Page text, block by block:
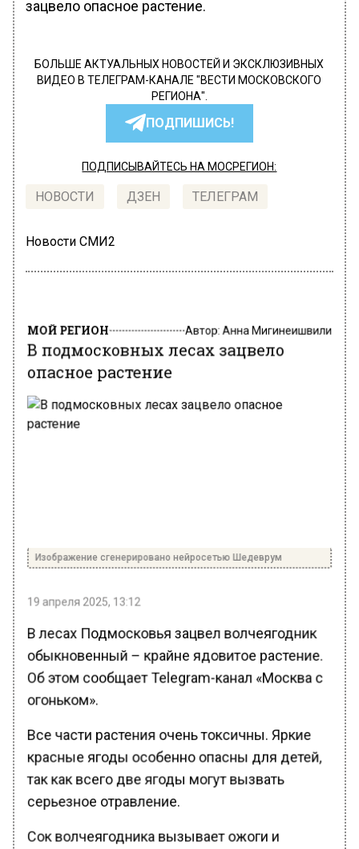
зацвело опасное растение.
БОЛЬШЕ АКТУАЛЬНЫХ НОВОСТЕЙ И ЭКСКЛЮЗИВНЫХ
ВИДЕО В ТЕЛЕГРАМ-КАНАЛЕ "ВЕСТИ МОСКОВСКОГО
РЕГИОНА".
ПОДПИШИСЬ!
ПОДПИСЫВАЙТЕСЬ НА МОСРЕГИОН:
НОВОСТИ ДЗЕН ТЕЛЕГРАМ
Новости СМИ2
МОЙ РЕГИОН Автор: Анна Мигинеишвили
В подмосковных лесах зацвело
опасное растение
Изображение сгенерировано нейросетью Шедеврум
19 апреля 2025, 13:12
В лесах Подмосковья зацвел волчеягодник
обыкновенный – крайне ядовитое растение.
Об этом сообщает Telegram-канал «Москва с
огоньком».
Все части растения очень токсичны. Яркие
красные ягоды особенно опасны для детей,
так как всего две ягоды могут вызвать
серьезное отравление.
Сок волчеягодника вызывает ожоги и